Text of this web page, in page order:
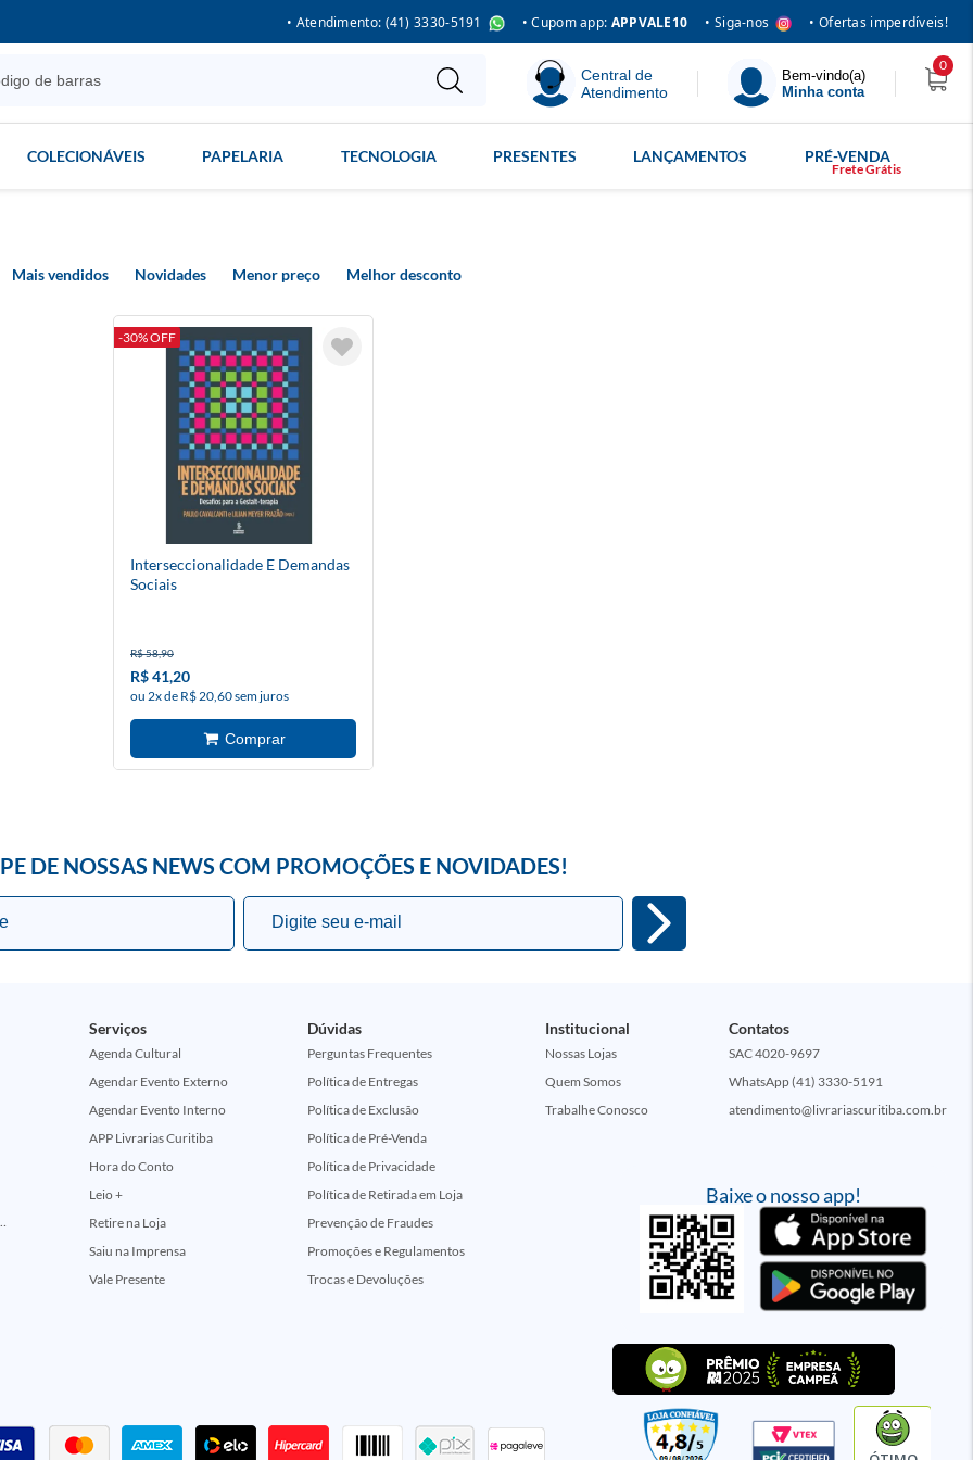
• Atendimento: (41) 3330-5191 • Cupom app: APPVALE10 • Siga-nos • Ofertas imperdíveis!
Central de
Atendimento
Bem-vindo(a)
Minha conta
0
COLECIONÁVEIS PAPELARIA TECNOLOGIA PRESENTES LANÇAMENTOS PRÉ-VENDA
Mais vendidos Novidades Menor preço Melhor desconto
-30% OFF
Interseccionalidade E Demandas
Sociais
R$ 58,90
R$ 41,20
ou 2x de R$ 20,60 sem juros
DE NOSSAS NEWS COM PROMOÇÕES E NOVIDADES!
Baixe o nosso app!
(Encontros Clássicos Dc E Marvel)
Serviços
Agenda Cultural
Agendar Evento Externo
Agendar Evento Interno
APP Livrarias Curitiba
Hora do Conto
Leio +
Retire na Loja
Saiu na Imprensa
Vale Presente
Dúvidas
Perguntas Frequentes
Política de Entregas
Política de Exclusão
Política de Pré-Venda
Política de Privacidade
Política de Retirada em Loja
Prevenção de Fraudes
Promoções e Regulamentos
Trocas e Devoluções
Institucional
Nossas Lojas
Quem Somos
Trabalhe Conosco
Contatos
SAC 4020-9697
WhatsApp (41) 3330-5191
atendimento@livrariascuritiba.com.br